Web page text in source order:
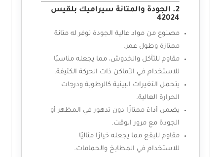
2. الجودة والمتانة سيراميك بلقيس
42024
مصنوع من مواد عالية الجودة توفر له متانة
ممتازة وطول عمر.
مقاوم للتآكل والخدوش، مما يجعله مناسبًا
للاستخدام في الأماكن ذات الحركة الكثيفة.
يتحمل التغيرات البيئية كالرطوبة ودرجات
الحرارة العالية.
يضمن أداءً ممتازًا دون تدهور في المظهر أو
الجودة مع مرور الوقت.
مقاوم للبقع مما يجعله خيارًا مثاليًا
للاستخدام في المطابخ والحمامات.